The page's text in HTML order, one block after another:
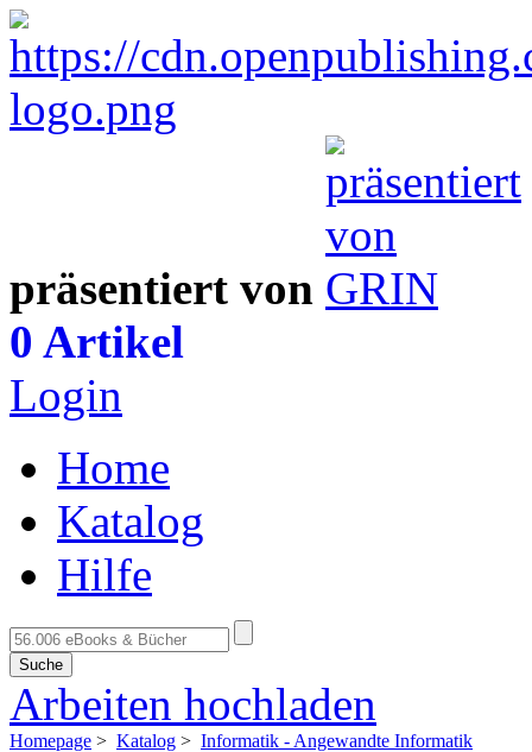
präsentiert von
0 Artikel
Login
Home
Katalog
Hilfe
Suche
Arbeiten hochladen
Homepage > Katalog > Informatik - Angewandte Informatik